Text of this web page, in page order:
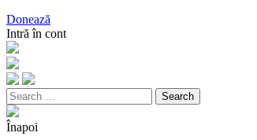
Donează
Intră în cont
Search
for:
Înapoi